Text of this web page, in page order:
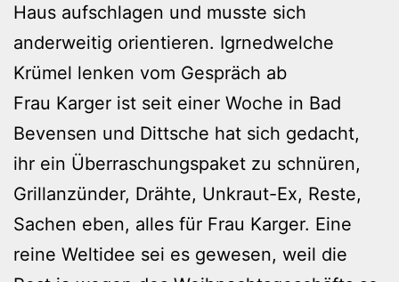
Haus aufschlagen und musste sich
anderweitig orientieren. Igrnedwelche
Krümel lenken vom Gespräch ab
Frau Karger ist seit einer Woche in Bad
Bevensen und Dittsche hat sich gedacht,
ihr ein Überraschungspaket zu schnüren,
Grillanzünder, Drähte, Unkraut-Ex, Reste,
Sachen eben, alles für Frau Karger. Eine
reine Weltidee sei es gewesen, weil die